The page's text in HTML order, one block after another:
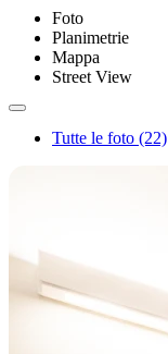
Foto
Planimetrie
Mappa
Street View
Tutte le foto (22)